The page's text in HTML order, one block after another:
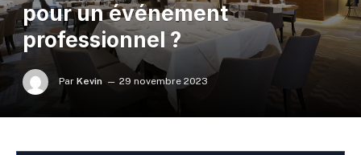
pour un événement
professionnel ?
Par Kevin 29 novembre 2023